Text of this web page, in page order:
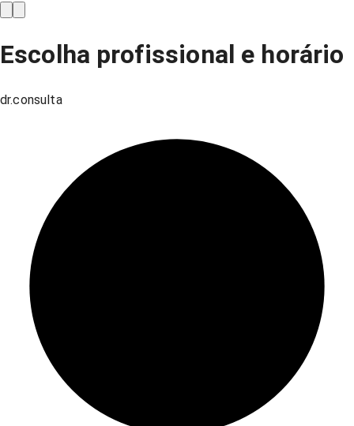
Escolha profissional e horário
dr.consulta